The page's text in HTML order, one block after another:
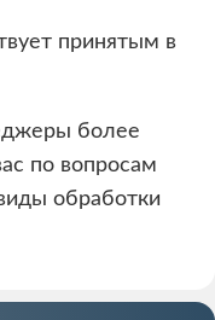
принятым в
более
по вопросам
обработки